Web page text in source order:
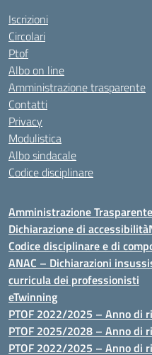
Iscrizioni
Circolari
Ptof
Albo on line
Amministrazione trasparente
Contatti
Privacy
Modulistica
Albo sindacale
Codice disciplinare
Amministrazione Trasparente
Dichiarazione di accessibilità
Codice disciplinare e di
ANAC – Dichiarazioni
curricula dei professionisti
eTwinning
PTOF 2022/2025 – Anno di
PTOF 2025/2028 – Anno di
PTOF 2022/2025 – Anno di